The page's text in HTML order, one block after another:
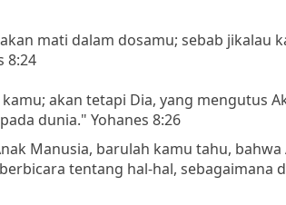
mati dalam dosamu; sebab jikalau
8:24
akan tetapi Dia, yang mengutus
dunia." Yohanes 8:26
Manusia, barulah kamu tahu,
tentang hal-hal, sebagaimana